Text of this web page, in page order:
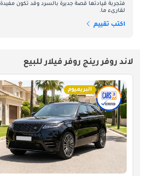
فتجربة قيادتها قصة جديرة بالسرد وقد تكون مفيدة
لقارىء ما.
اكتب تقييم
لاند روفر رينج روفر فيلار للبيع
البريميوم